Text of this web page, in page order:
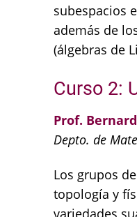
subespacios
además de
(álgebras de
Curso 2:
Prof.
Depto. de
Los grupos
topología y
variedades